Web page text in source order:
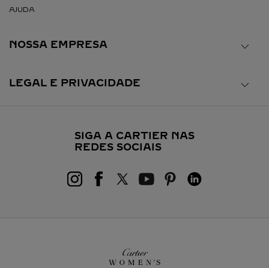
AJUDA
NOSSA EMPRESA
LEGAL E PRIVACIDADE
SIGA A CARTIER NAS
REDES SOCIAIS